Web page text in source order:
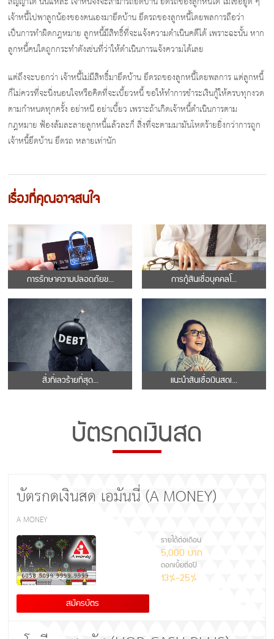
เจ้าหนี้ไปพาลูกน้องของตนเองมายึดบ้าน ยึดรถของลูกหนี้โดยพลการถือว่า
เป็นการทำผิดกฎหมาย ลูกหนี้มีสิทธิ์ที่จะแจ้งความดำเนินคดีได้ เพราะฉะนั้น หาก
ลูกหนี้คนใดถูกกระทำดังเช่นที่ว่าให้ดำเนินการแจ้งความได้เลย
แต่ถึงจะบอกว่า เจ้าหนี้ไม่มีสิทธิ์มายึดบ้าน ยึดรถของลูกหนี้โดยพลการ แต่ลูกหนี้
ก็ไม่ควรที่จะนิ่งนอนใจหรือคิดที่จะเบี้ยวหนี้ ขอให้ทำการชำระเงินกู้ให้ครบทุกงวด
ตามกำหนดทุกครั้ง อย่าหนี อย่าเบี้ยว เพราะถ้าเกิดเจ้าหนี้ดำเนินการตาม
กฎหมาย ฟ้องล้มละลายลูกหนี้แล้วละก็ สิ่งที่จะตามมามันโหดร้ายยิ่งกว่าการถูก
เจ้าหนี้ยึดบ้าน ยึดรถ หลายเท่านัก
เรื่องที่คุณอาจสนใจ
การรักษาความปลอดภัยข... การกู้สินเชื่อบุคคลโ...
สิ่งที่เลวร้ายที่สุด... แนะนำสินเชื่อเงินสดเ...
บัตรกดเงินสด
บัตรกดเงินสด เอมันนี่ (A MONEY)
A MONEY
สมัครบัตร
รายได้ต่อเดือน
5,000 บาท
ดอกเบี้ยต่อปี
13%-25%